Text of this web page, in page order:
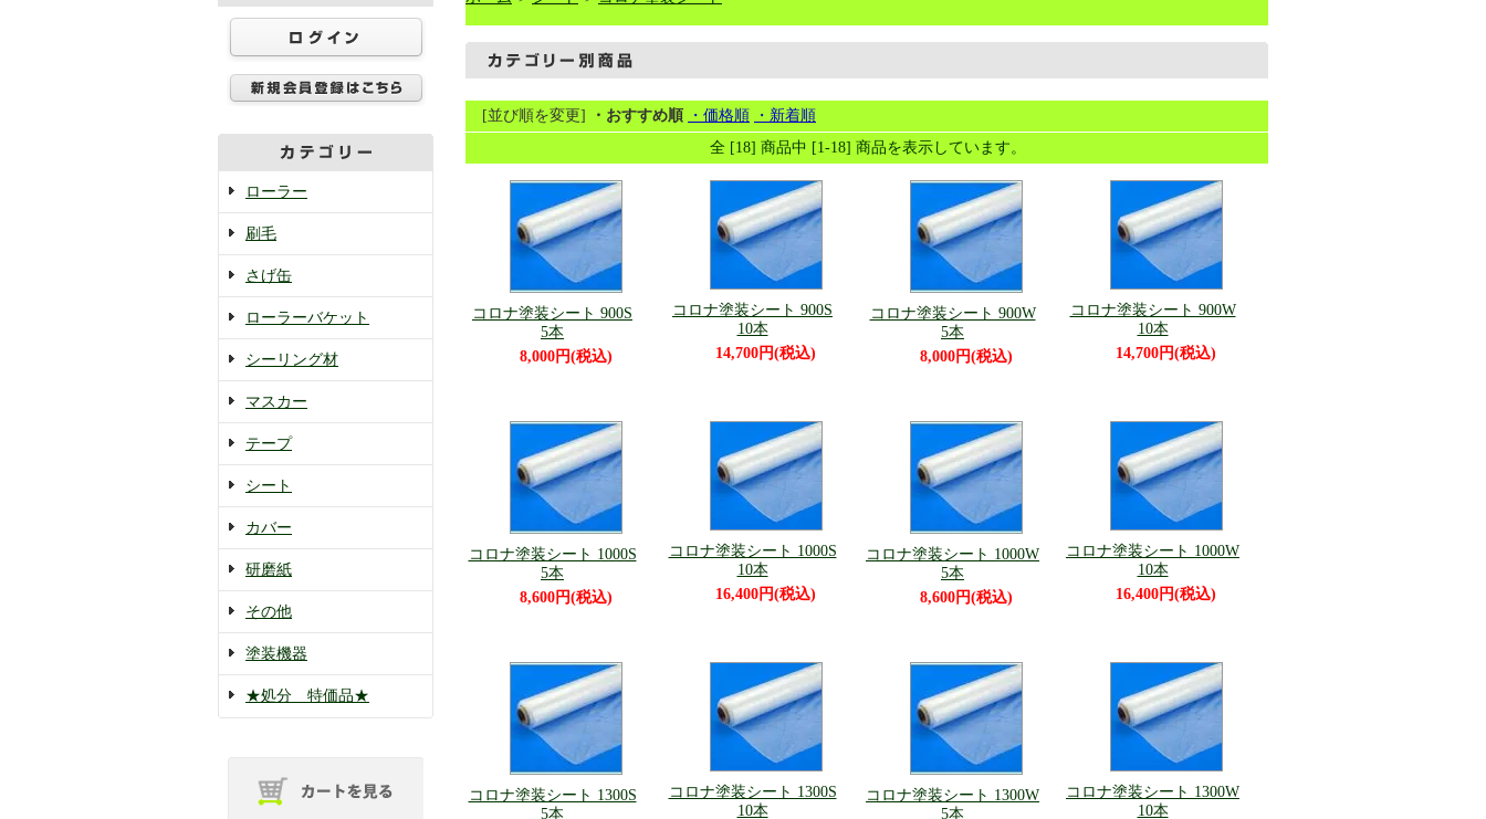
ローラー
刷毛
さげ缶
ローラーバケット
シーリング材
マスカー
テープ
シート
カバー
研磨紙
その他
塗装機器
★処分 特価品★
[並び順を変更] ・おすすめ順 ・価格順
・新着順
全 [18] 商品中 [1-18] 商品を表示しています。
コロナ塗装シート 900S
5本
8,000円(税込)
コロナ塗装シート 900S
10本
14,700円(税込)
コロナ塗装シート 900W
5本
8,000円(税込)
コロナ塗装シート 900W
10本
14,700円(税込)
コロナ塗装シート 1000S
5本
8,600円(税込)
コロナ塗装シート 1000S
10本
16,400円(税込)
コロナ塗装シート 1000W
5本
8,600円(税込)
コロナ塗装シート 1000W
10本
16,400円(税込)
コロナ塗装シート 1300S
5本
コロナ塗装シート 1300S
10本
コロナ塗装シート 1300W
5本
コロナ塗装シート 1300W
10本